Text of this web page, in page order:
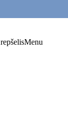
Menu